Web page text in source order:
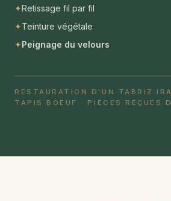
✦Retissage fil par fil
✦Teinture végétale
✦Peignage du velours
RESTAURATION D'UN TABRIZ
TAPIS BOEUF · PIÈCES REÇUES